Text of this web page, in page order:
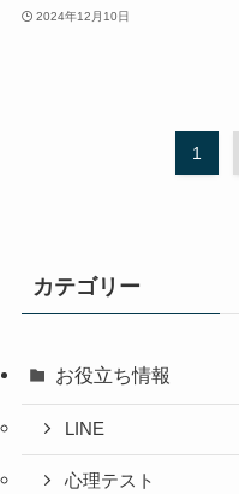
2024年12月10日
1
カテゴリー
お役立ち情報
LINE
心理テスト